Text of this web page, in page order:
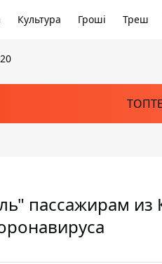
Культура Гроші Треш
пассажирам из